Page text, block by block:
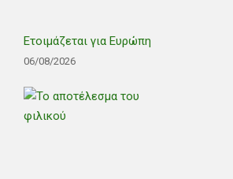
Ετοιμάζεται για Ευρώπη
06/08/2026